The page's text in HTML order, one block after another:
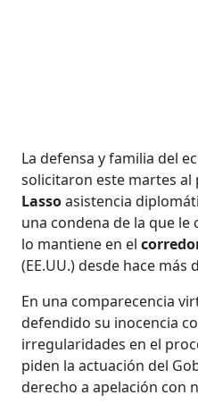
La defensa y familia del
solicitaron este martes al
Lassoasistencia
una condena de la que
lo mantiene en el
(EE.UU.) desde hace más
En una comparecencia
defendido su inocencia
irregularidades en el
piden la actuación del
derecho a apelación con